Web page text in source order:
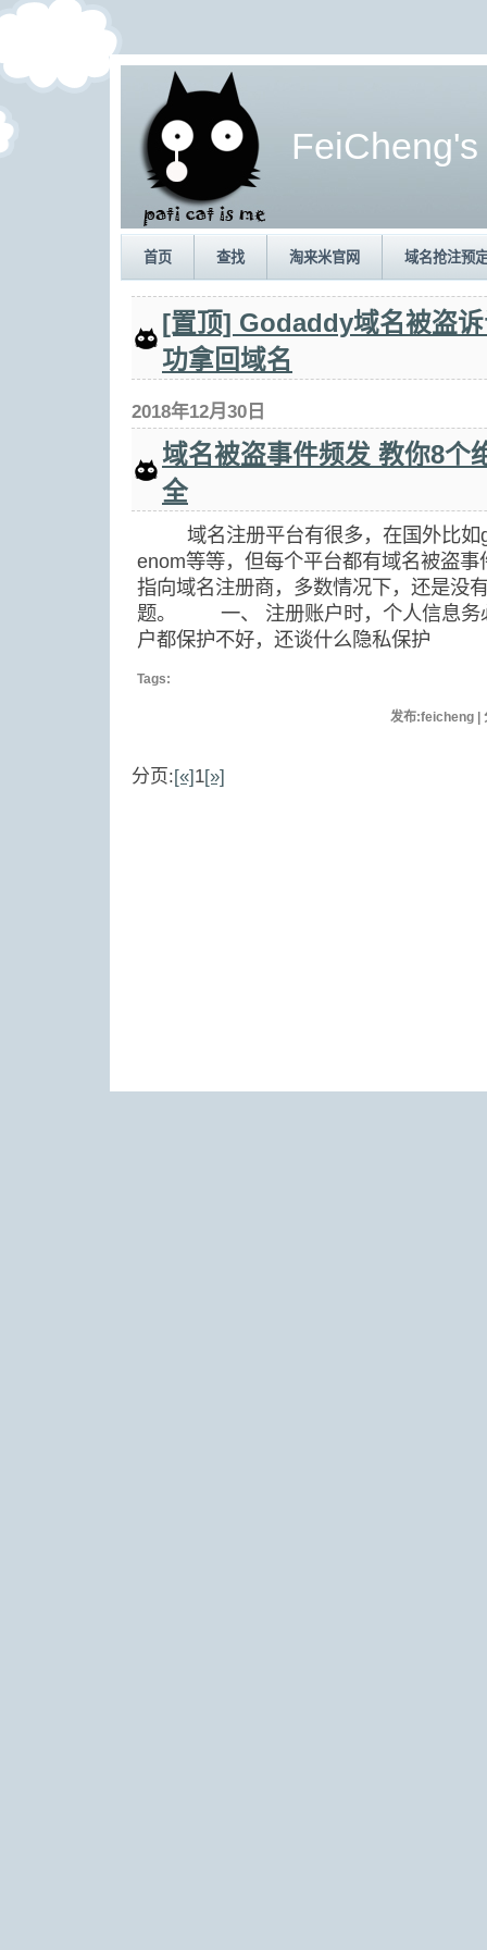
首页 查找 淘来米官网 域名抢注预
[置顶] Godaddy域名被盗
功拿回域名
2018年12月30日
域名被盗事件频发 教你8个
全
域名注册平台有很多，在国外比如
enom等等，但每个平台都有域名被盗
指向域名注册商，多数情况下，还是没
题。 一、 注册账户时，个人信息
户都保护不好，还谈什么隐私保护
Tags:
发布:feicheng |
分页:[«]1[»]